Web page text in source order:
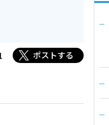
ポストする